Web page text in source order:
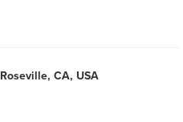
Roseville, CA, USA